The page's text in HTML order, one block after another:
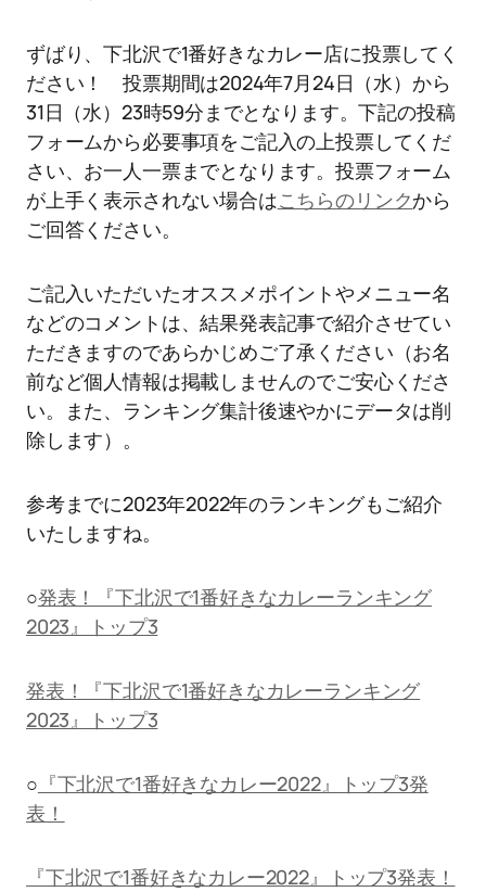
ずばり、下北沢で1番好きなカレー店に投票してく
ださい！ 投票期間は2024年7月24日（水）から
31日（水）23時59分までとなります。下記の投稿
フォームから必要事項をご記入の上投票してくだ
さい、お一人一票までとなります。投票フォーム
が上手く表示されない場合はこちらのリンクから
ご回答ください。
ご記入いただいたオススメポイントやメニュー名
などのコメントは、結果発表記事で紹介させてい
ただきますのであらかじめご了承ください（お名
前など個人情報は掲載しませんのでご安心くださ
い。また、ランキング集計後速やかにデータは削
除します）。
参考までに2023年2022年のランキングもご紹介
いたしますね。
○発表！『下北沢で1番好きなカレーランキング
2023』トップ3
発表！『下北沢で1番好きなカレーランキング
2023』トップ3
○ 『下北沢で1番好きなカレー2022』トップ3発
表！
『下北沢で1番好きなカレー2022』トップ3発表！